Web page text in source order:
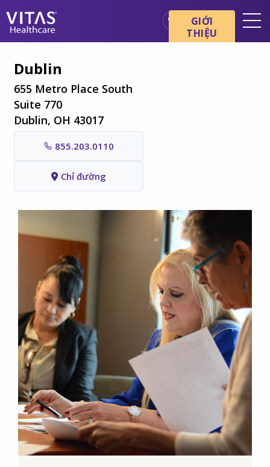
Cơ bản về chăm sóc cuối đời
Dịch vụ
Chuyên gia chăm sóc sức
khỏe
GIỚI
THIỆU
Dublin
655 Metro Place South
Suite 770
Dublin, OH 43017
855.203.0110
Chỉ đường